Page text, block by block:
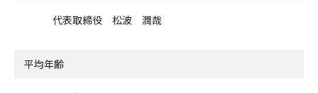
代表取締役 松波 潤哉
平均年齢